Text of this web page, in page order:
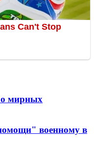
о мирных
военному в